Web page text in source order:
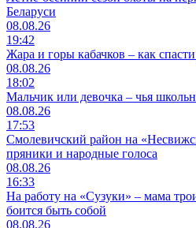
Беларуси
08.08.26
19:42
Жара и горы кабачков – как
08.08.26
18:02
Мальчик или девочка – чья
08.08.26
17:53
Смолевичский район на
пряники и народные голоса
08.08.26
16:33
На работу на «Сузуки» – мама
боится быть собой
08.08.26